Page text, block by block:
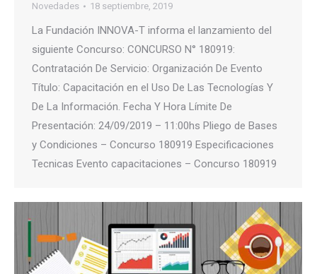
Novedades 18 septiembre, 2019
La Fundación INNOVA-T informa el lanzamiento del
siguiente Concurso: CONCURSO N° 180919:
Contratación De Servicio: Organización De Evento
Título: Capacitación en el Uso De Las Tecnologías Y
De La Información. Fecha Y Hora Límite De
Presentación: 24/09/2019 – 11:00hs Pliego de Bases
y Condiciones – Concurso 180919 Especificaciones
Tecnicas Evento capacitaciones – Concurso 180919